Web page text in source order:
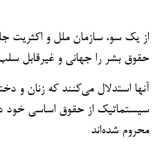
از یک سو، سازمان ملل و اکثریت
حقوق بشر را جهانی و غیرقابل
آنها استدلال می‌کنند که زنان و
سیستماتیک از حقوق اساسی خود
محروم شده‌اند